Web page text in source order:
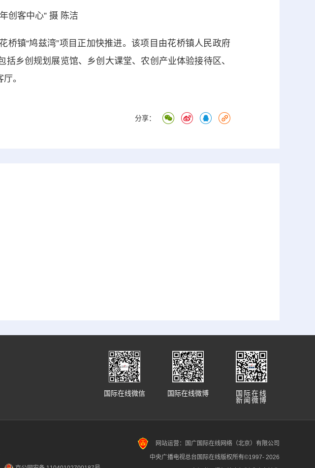
创客中心” 摄 陈洁
“鸠兹湾”项目正加快推进。该项目由花桥镇人民政府
乡创规划展览馆、乡创大课堂、农创产业体验接待区、
。
分享：
国际在线
新闻微博
国际在线微博
国际在线微信
网站运营：国广国际在线网络（北京）有限公司
中央广播电视总台国际在线版权所有©1997- 2026